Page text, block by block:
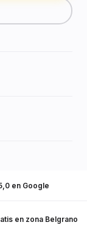
en Google
en zona Belgrano